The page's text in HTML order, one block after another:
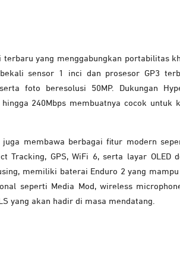
yang menggabungkan portabilitas
sensor 1 inci dan prosesor GP3
foto beresolusi 50MP. Dukungan
240Mbps membuatnya cocok untuk
membawa berbagai fitur modern
GPS, WiFi 6, serta layar OLED
memiliki baterai Enduro 2 yang
seperti Media Mod, wireless
yang akan hadir di masa mendatang.